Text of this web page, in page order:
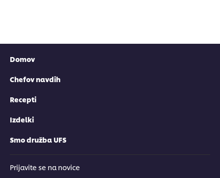
Domov
Chefov navdih
Recepti
Izdelki
Smo družba UFS
Prijavite se na novice